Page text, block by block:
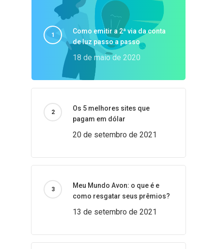
Como emitir a 2ª via da conta
de luz passo a passo
18 de maio de 2020
Os 5 melhores sites que
pagam em dólar
20 de setembro de 2021
Meu Mundo Avon: o que é e
como resgatar seus prêmios?
13 de setembro de 2021